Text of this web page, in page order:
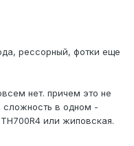
рессорный, фотки еще
нет. причем это не
сложность в одном -
или жиповская.